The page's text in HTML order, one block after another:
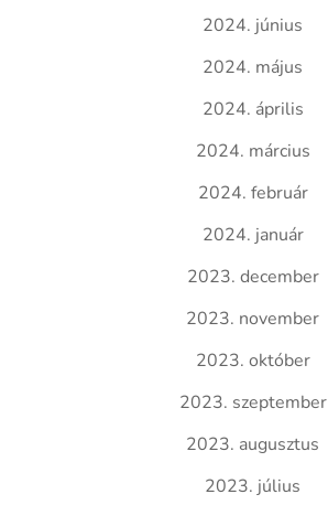
2024. június
2024. május
2024. április
2024. március
2024. február
2024. január
2023. december
2023. november
2023. október
2023. szeptember
2023. augusztus
2023. július